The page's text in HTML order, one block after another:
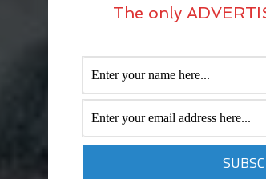
The only